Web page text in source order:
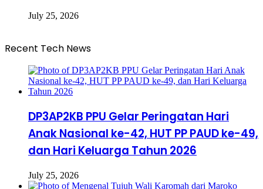
July 25, 2026
Recent Tech News
DP3AP2KB PPU Gelar Peringatan Hari
Anak Nasional ke-42, HUT PP PAUD ke-49,
dan Hari Keluarga Tahun 2026
July 25, 2026